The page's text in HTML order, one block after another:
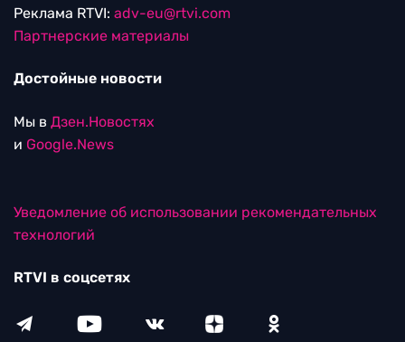
Реклама RTVI: adv-eu@rtvi.com
Партнерские материалы
Достойные новости
Мы в Дзен.Новостях
и Google.News
Уведомление об использовании рекомендательных
технологий
RTVI в соцсетях